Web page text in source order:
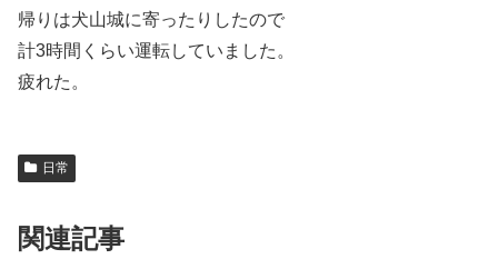
帰りは犬山城に寄ったりしたので
計3時間くらい運転していました。
疲れた。
日常
関連記事